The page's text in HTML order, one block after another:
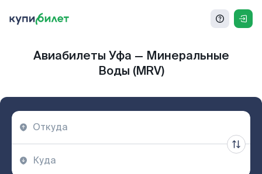
Авиабилеты Уфа — Минеральные
Воды (MRV)